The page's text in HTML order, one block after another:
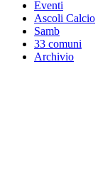
Eventi
Ascoli Calcio
Samb
33 comuni
Archivio